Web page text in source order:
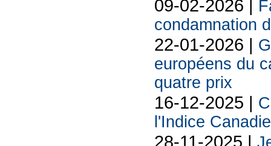
09-02-2026 |
condamnation
22-01-2026 |
européens du
quatre prix
16-12-2025 |
l'Indice
28-11-2025 |